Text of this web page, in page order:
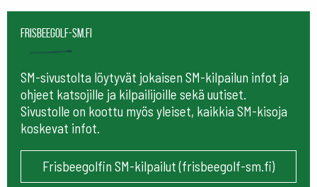
frisbeegolf-sm.fi
SM-sivustolta löytyvät jokaisen SM-kilpailun infot ja
ohjeet katsojille ja kilpailijoille sekä uutiset.
Sivustolle on koottu myös yleiset, kaikkia SM-kisoja
koskevat infot.
Frisbeegolfin SM-kilpailut (frisbeegolf-sm.fi)